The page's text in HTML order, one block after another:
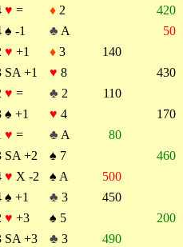
♥ = ♦ 2
420
♠ -1 ♣ A
50
♥ +1 ♦ 3
140
SA +1 ♥ 8
430
♥ = ♣ 2
110
♠ +1 ♥ 4
170
♥ = ♣ A
80
SA +2 ♠ 7
460
♥ X -2 ♠ A
500
♠ +1 ♣ 3
450
♥ +3 ♠ 5
200
SA +3 ♣ 3
490